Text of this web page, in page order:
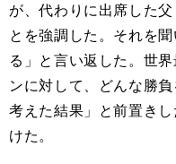
が、代わりに出席した
とを強調した。それを
る」と言い返した。世
ンに対して、どんな勝
考えた結果」と前置き
けた。